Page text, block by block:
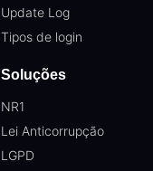
Update Log
Tipos de login
Soluções
NR1
Lei Anticorrupção
LGPD